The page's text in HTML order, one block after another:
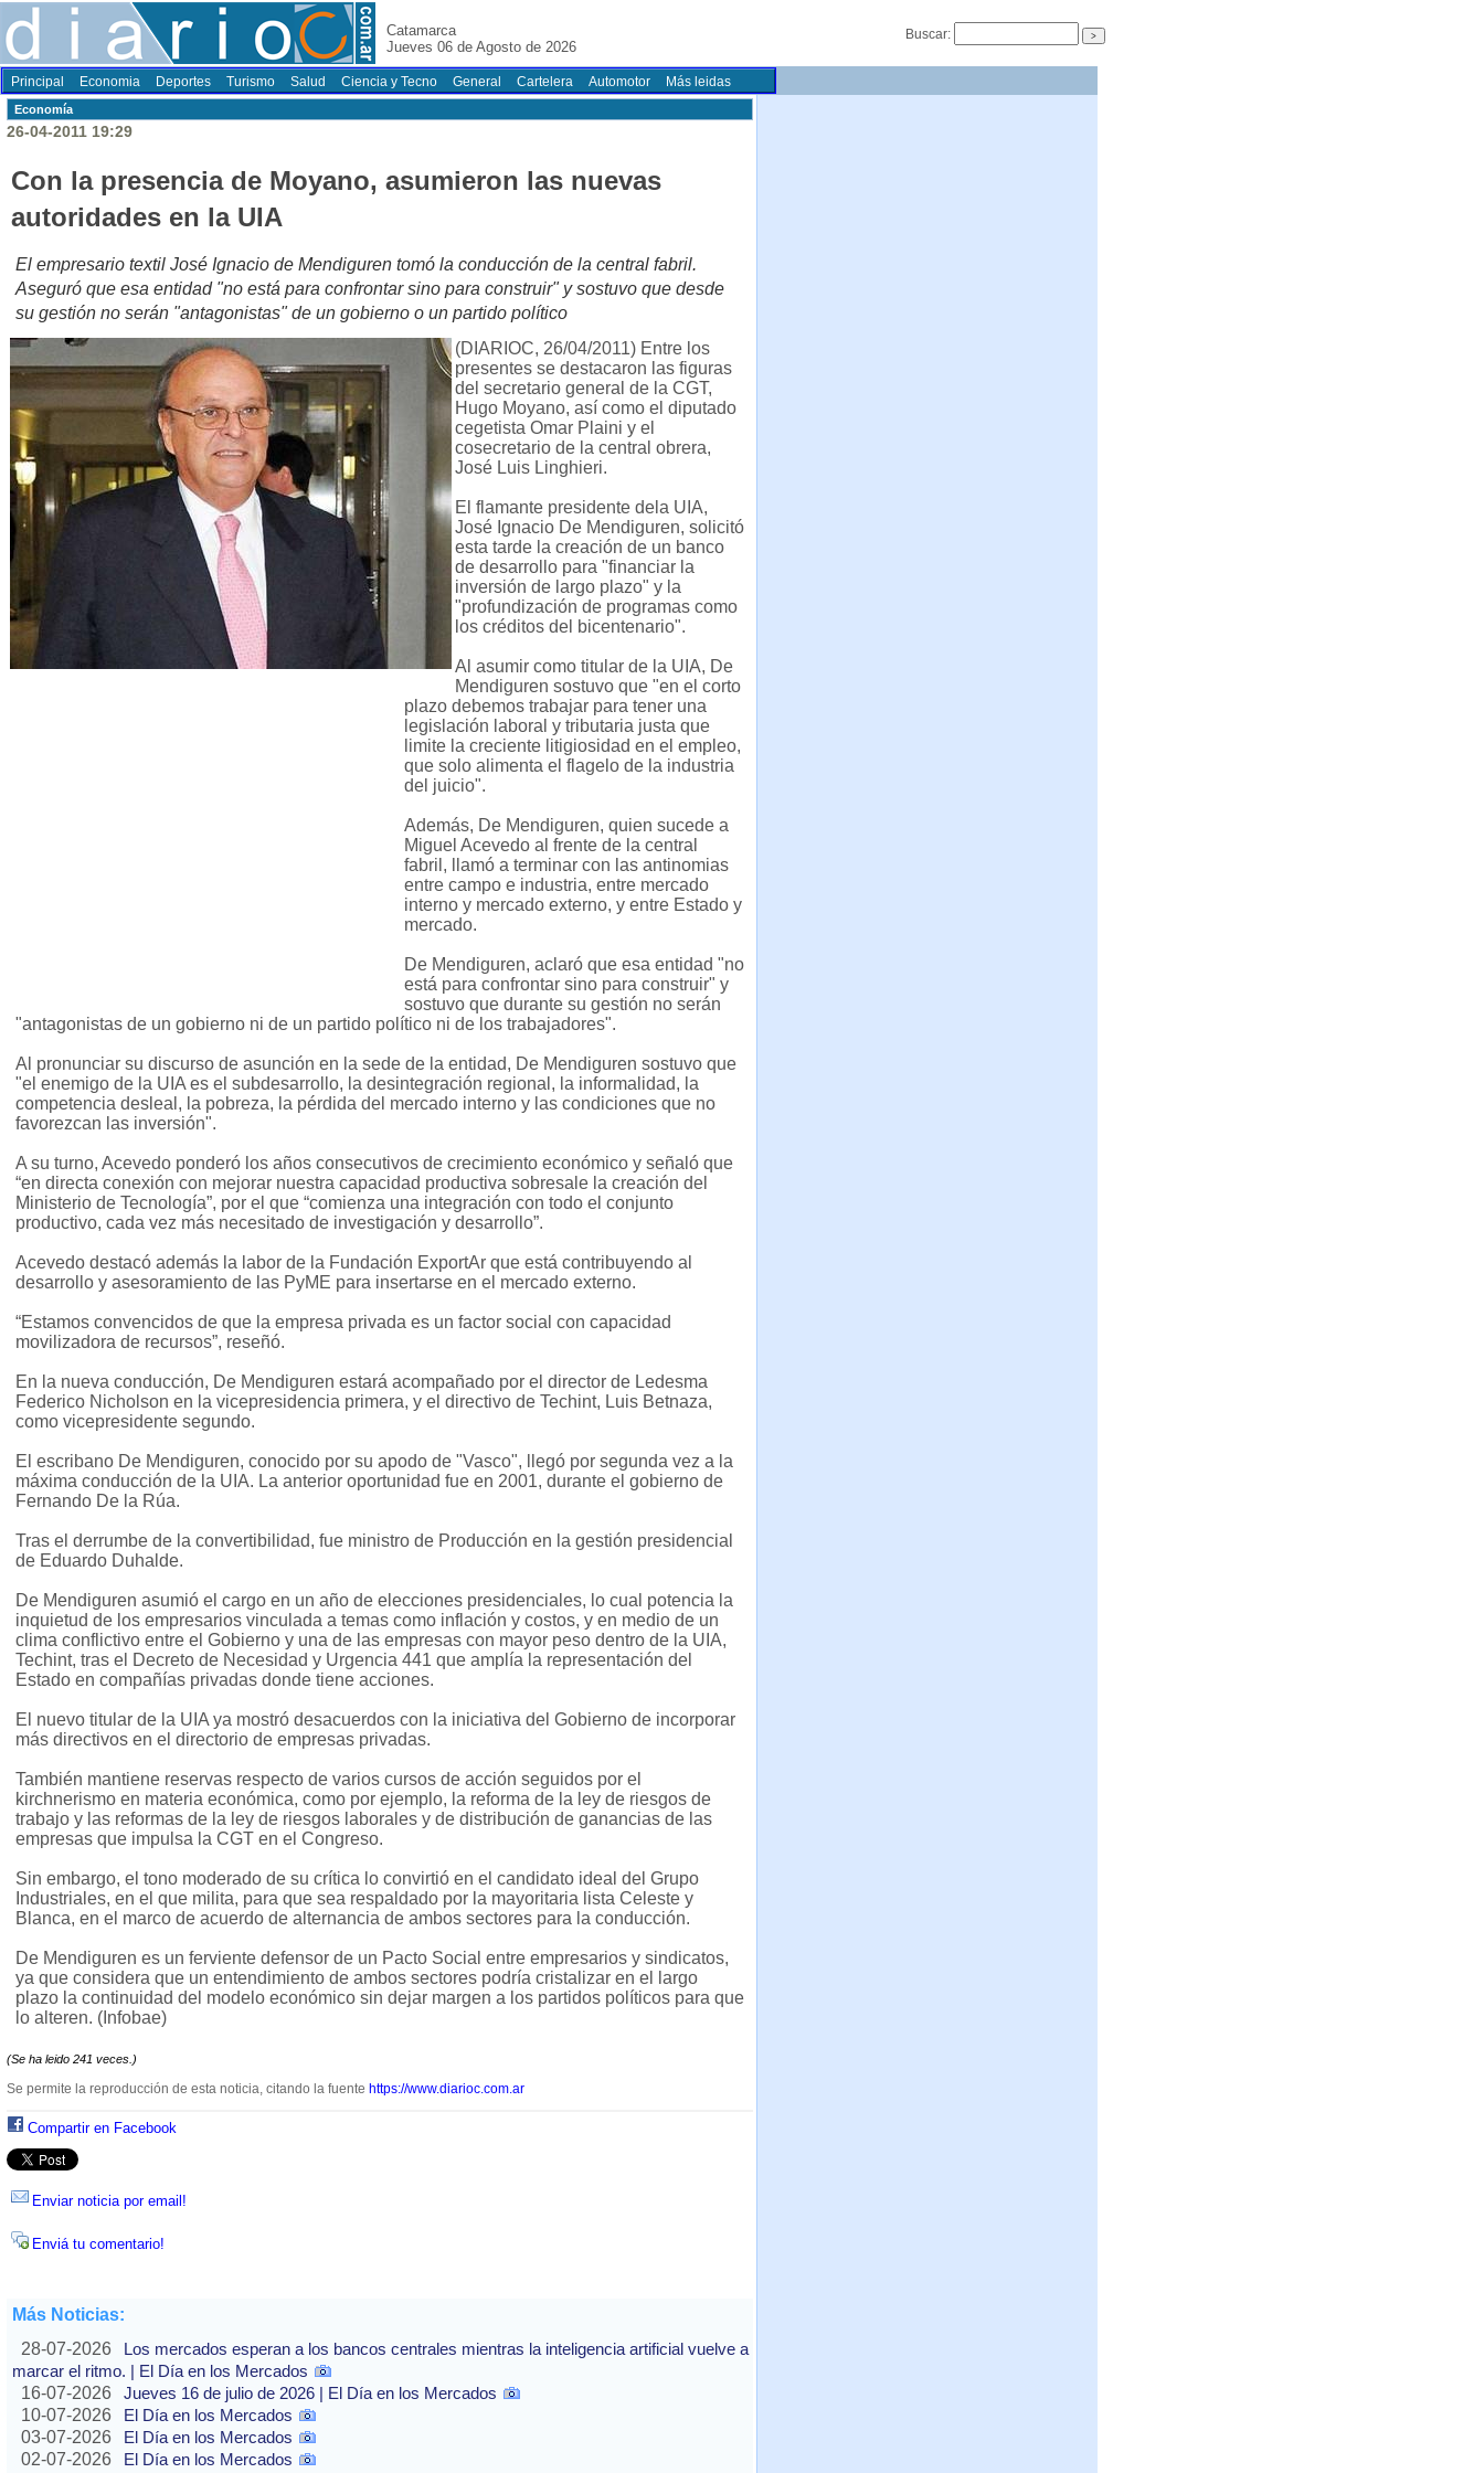
Catamarca
Jueves 06 de Agosto de 2026
Buscar:
Principal Economia Deportes Turismo Salud Ciencia y Tecno General Cartelera Automotor Más leidas
Economí­a
26-04-2011 19:29
Con la presencia de Moyano, asumieron las nuevas
autoridades en la UIA
El empresario textil José Ignacio de Mendiguren tomó la conducción de la central fabril.
Aseguró que esa entidad "no está para confrontar sino para construir" y sostuvo que desde
su gestión no serán "antagonistas" de un gobierno o un partido político
(DIARIOC, 26/04/2011) Entre los
presentes se destacaron las figuras
del secretario general de la CGT,
Hugo Moyano, así como el diputado
cegetista Omar Plaini y el
cosecretario de la central obrera,
José Luis Linghieri.
El flamante presidente dela UIA,
José Ignacio De Mendiguren, solicitó
esta tarde la creación de un banco
de desarrollo para "financiar la
inversión de largo plazo" y la
"profundización de programas como
los créditos del bicentenario".
Al asumir como titular de la UIA, De
Mendiguren sostuvo que "en el corto
plazo debemos trabajar para tener una
legislación laboral y tributaria justa que
limite la creciente litigiosidad en el empleo,
que solo alimenta el flagelo de la industria
del juicio".
Además, De Mendiguren, quien sucede a
Miguel Acevedo al frente de la central
fabril, llamó a terminar con las antinomias
entre campo e industria, entre mercado
interno y mercado externo, y entre Estado y
mercado.
De Mendiguren, aclaró que esa entidad "no
está para confrontar sino para construir" y
sostuvo que durante su gestión no serán
"antagonistas de un gobierno ni de un partido político ni de los trabajadores".
Al pronunciar su discurso de asunción en la sede de la entidad, De Mendiguren sostuvo que
"el enemigo de la UIA es el subdesarrollo, la desintegración regional, la informalidad, la
competencia desleal, la pobreza, la pérdida del mercado interno y las condiciones que no
favorezcan las inversión".
A su turno, Acevedo ponderó los años consecutivos de crecimiento económico y señaló que
“en directa conexión con mejorar nuestra capacidad productiva sobresale la creación del
Ministerio de Tecnología”, por el que “comienza una integración con todo el conjunto
productivo, cada vez más necesitado de investigación y desarrollo”.
Acevedo destacó además la labor de la Fundación ExportAr que está contribuyendo al
desarrollo y asesoramiento de las PyME para insertarse en el mercado externo.
“Estamos convencidos de que la empresa privada es un factor social con capacidad
movilizadora de recursos”, reseñó.
En la nueva conducción, De Mendiguren estará acompañado por el director de Ledesma
Federico Nicholson en la vicepresidencia primera, y el directivo de Techint, Luis Betnaza,
como vicepresidente segundo.
El escribano De Mendiguren, conocido por su apodo de "Vasco", llegó por segunda vez a la
máxima conducción de la UIA. La anterior oportunidad fue en 2001, durante el gobierno de
Fernando De la Rúa.
Tras el derrumbe de la convertibilidad, fue ministro de Producción en la gestión presidencial
de Eduardo Duhalde.
De Mendiguren asumió el cargo en un año de elecciones presidenciales, lo cual potencia la
inquietud de los empresarios vinculada a temas como inflación y costos, y en medio de un
clima conflictivo entre el Gobierno y una de las empresas con mayor peso dentro de la UIA,
Techint, tras el Decreto de Necesidad y Urgencia 441 que amplía la representación del
Estado en compañías privadas donde tiene acciones.
El nuevo titular de la UIA ya mostró desacuerdos con la iniciativa del Gobierno de incorporar
más directivos en el directorio de empresas privadas.
También mantiene reservas respecto de varios cursos de acción seguidos por el
kirchnerismo en materia económica, como por ejemplo, la reforma de la ley de riesgos de
trabajo y las reformas de la ley de riesgos laborales y de distribución de ganancias de las
empresas que impulsa la CGT en el Congreso.
Sin embargo, el tono moderado de su crítica lo convirtió en el candidato ideal del Grupo
Industriales, en el que milita, para que sea respaldado por la mayoritaria lista Celeste y
Blanca, en el marco de acuerdo de alternancia de ambos sectores para la conducción.
De Mendiguren es un ferviente defensor de un Pacto Social entre empresarios y sindicatos,
ya que considera que un entendimiento de ambos sectores podría cristalizar en el largo
plazo la continuidad del modelo económico sin dejar margen a los partidos políticos para que
lo alteren. (Infobae)
(Se ha leido 241 veces.)
Se permite la reproducción de esta noticia, citando la fuente https://www.diarioc.com.ar
Compartir en Facebook
Enviar noticia por email!
Enviá tu comentario!
Más Noticias:
28-07-2026
Los mercados esperan a los bancos centrales mientras la inteligencia artificial vuelve a
marcar el ritmo. | El Día en los Mercados
16-07-2026
Jueves 16 de julio de 2026 | El Día en los Mercados
10-07-2026
El Día en los Mercados
03-07-2026
El Día en los Mercados
02-07-2026
El Día en los Mercados